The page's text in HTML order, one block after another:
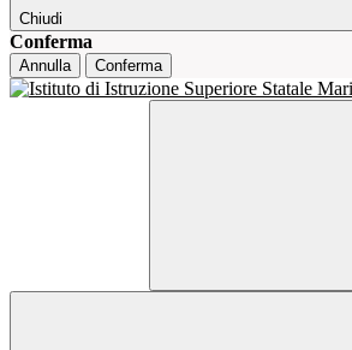
Chiudi
Conferma
Annulla Conferma